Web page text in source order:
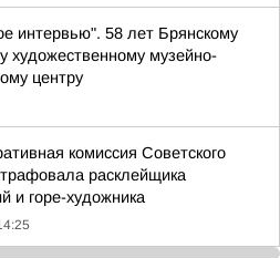
интервью". 58 лет Брянскому
художественному музейно-
центру
комиссия Советского
расклейщика
и горе-художника